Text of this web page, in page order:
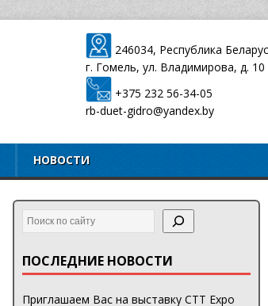
246034, Республика
г. Гомель, ул. Владимирова, д. 10
+375 232 56-34-05
rb-duet-gidro@yandex.by
НОВОСТИ
ПОСЛЕДНИЕ НОВОСТИ
Приглашаем Вас на выставку CTT Expo